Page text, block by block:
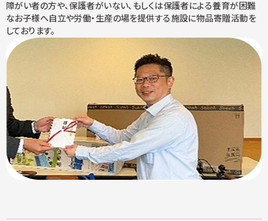
障がい者の方や、保護者がいない、もしくは保護者による養育が困難
なお子様へ自立や労働・生産の場を提供する施設に物品寄贈活動を
しております。